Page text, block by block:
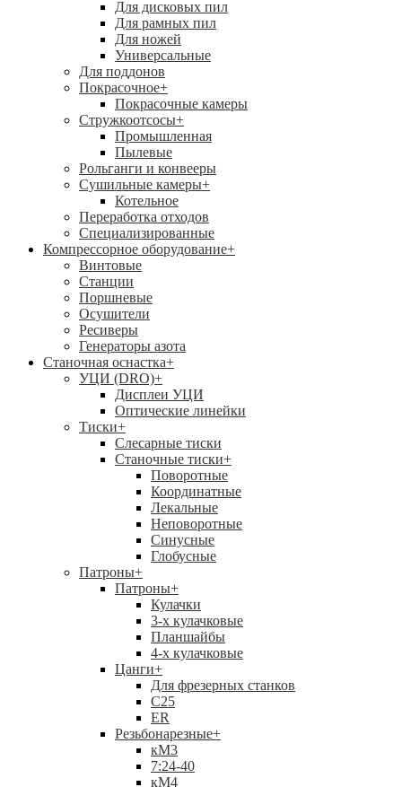
Для дисковых пил
Для рамных пил
Для ножей
Универсальные
Для поддонов
Покрасочное+
Покрасочные камеры
Стружкоотсосы+
Промышленная
Пылевые
Рольганги и конвееры
Сушильные камеры+
Котельное
Переработка отходов
Специализированные
Компрессорное оборудование+
Винтовые
Станции
Поршневые
Осушители
Ресиверы
Генераторы азота
Станочная оснастка+
УЦИ (DRO)+
Дисплеи УЦИ
Оптические линейки
Тиски+
Слесарные тиски
Станочные тиски+
Поворотные
Координатные
Лекальные
Неповоротные
Синусные
Глобусные
Патроны+
Патроны+
Кулачки
3-х кулачковые
Планшайбы
4-х кулачковые
Цанги+
Для фрезерных станков
С25
ER
Резьбонарезные+
кМ3
7:24-40
кМ4